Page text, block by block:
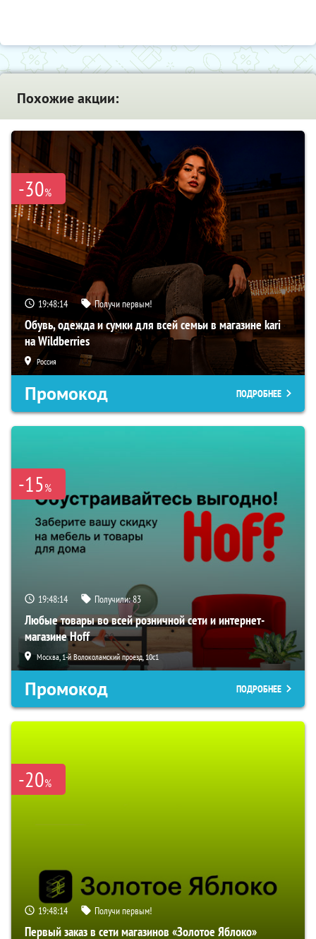
Похожие акции:
-30%
19:48:13 Получи первым!
Обувь, одежда и сумки для всей семьи в магазине kari
на Wildberries
Россия
Промокод ПОДРОБНЕЕ
-15%
19:48:13 Получили:83
Любые товары во всей розничной сети и интернет-
магазине Hoff
Москва, 1-й Волоколамский проезд, 10с1
Промокод ПОДРОБНЕЕ
-20%
19:48:13 Получи первым!
Первый заказ в сети магазинов «Золотое Яблоко»